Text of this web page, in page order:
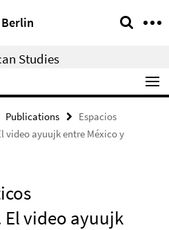
Studies
Publications
Espacios
video ayuujk entre México y
video ayuujk